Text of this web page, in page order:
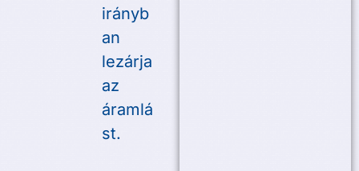
irányb
an
lezárja
az
áramlá
st.